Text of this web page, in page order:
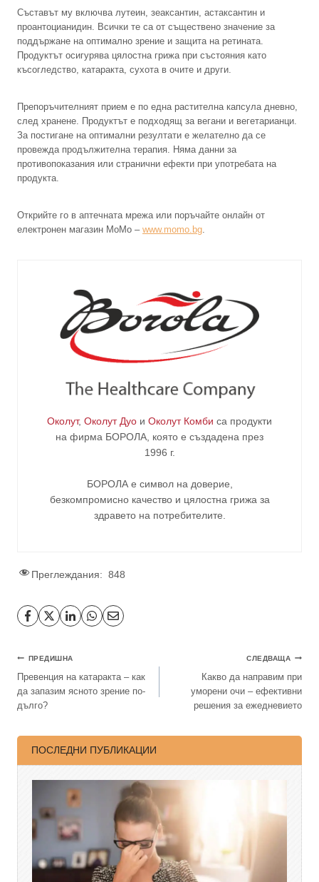
Съставът му включва лутеин, зеаксантин, астаксантин и
проантоцианидин. Всички те са от съществено значение за
поддържане на оптимално зрение и защита на ретината.
Продуктът осигурява цялостна грижа при състояния като
късогледство, катаракта, сухота в очите и други.
Препоръчителният прием е по една растителна капсула дневно,
след хранене. Продуктът е подходящ за вегани и вегетарианци.
За постигане на оптимални резултати е желателно да се
провежда продължителна терапия. Няма данни за
противопоказания или странични ефекти при употребата на
продукта.
Открийте го в аптечната мрежа или поръчайте онлайн от
електронен магазин MoMo – www.momo.bg
Околут, Околут Дуо и Околут Комби са продукти
на фирма БОРОЛА , която е създадена през
1996 г.
БОРОЛА е символ на доверие,
безкомпромисно качество и цялостна грижа за
здравето на потребителите
Преглеждания: 848
ПРЕДИШНА
Превенция на катаракта – как
да запазим ясното зрение по-
дълго?
СЛЕДВАЩА
Какво да направим при
уморени очи – ефективни
решения за ежедневието
ПОСЛЕДНИ ПУБЛИКАЦИИ